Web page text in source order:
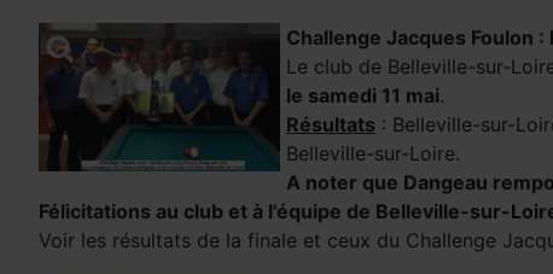
Challenge Jacques Foulon
Le club de Belleville-sur-
le samedi 11 mai.
Résultats : Belleville-sur-
Belleville-sur-Loire.
A noter que Dangeau
Félicitations au club et à l'équipe de Belleville-sur-
Voir les résultats de la finale et ceux du Challenge